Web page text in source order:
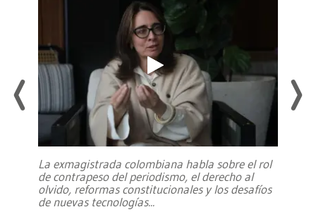
La exmagistrada colombiana habla sobre el rol
de contrapeso del periodismo, el derecho al
olvido, reformas constitucionales y los desafíos
de nuevas tecnologías...